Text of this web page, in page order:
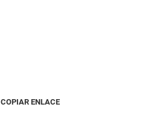
COPIAR ENLACE